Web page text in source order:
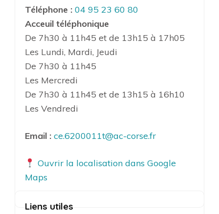
Téléphone : 04 95 23 60 80
Acceuil téléphonique
De 7h30 à 11h45 et de 13h15 à 17h05
Les Lundi, Mardi, Jeudi
De 7h30 à 11h45
Les Mercredi
De 7h30 à 11h45 et de 13h15 à 16h10
Les Vendredi
Email : ce.6200011t@ac-corse.fr
Ouvrir la localisation dans Google
Maps
Liens utiles